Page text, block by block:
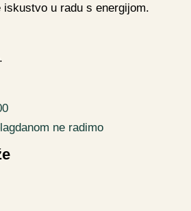
u radu s energijom.
ne radimo